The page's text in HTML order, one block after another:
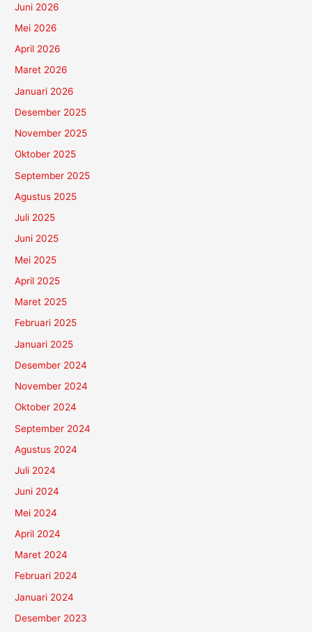
Juni 2026
Mei 2026
April 2026
Maret 2026
Januari 2026
Desember 2025
November 2025
Oktober 2025
September 2025
Agustus 2025
Juli 2025
Juni 2025
Mei 2025
April 2025
Maret 2025
Februari 2025
Januari 2025
Desember 2024
November 2024
Oktober 2024
September 2024
Agustus 2024
Juli 2024
Juni 2024
Mei 2024
April 2024
Maret 2024
Februari 2024
Januari 2024
Desember 2023